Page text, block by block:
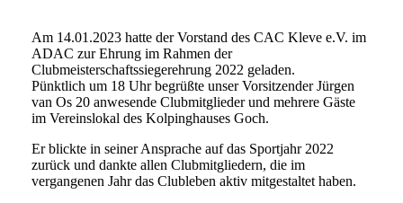
Am 14.01.2023 hatte der Vorstand des CAC Kleve e.V. im
ADAC zur Ehrung im Rahmen der
Clubmeisterschaftssiegerehrung 2022 geladen.
Pünktlich um 18 Uhr begrüßte unser Vorsitzender Jürgen
van Os 20 anwesende Clubmitglieder und mehrere Gäste
im Vereinslokal des Kolpinghauses Goch.
Er blickte in seiner Ansprache auf das Sportjahr 2022
zurück und dankte allen Clubmitgliedern, die im
vergangenen Jahr das Clubleben aktiv mitgestaltet haben.